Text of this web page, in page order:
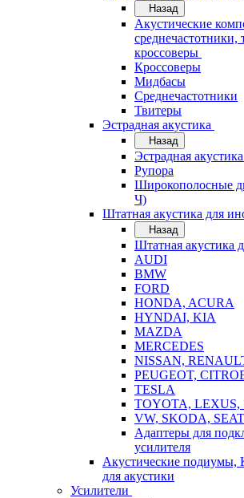
Назад
Акустические
среднечастотники,
кроссоверы
Кроссоверы
Мидбасы
Среднечастотники
Твитеры
Эстрадная акустика
Назад
Эстрадная акустика
Рупора
Широкополосные
Ч)
Штатная акустика для
Назад
Штатная акустика
AUDI
BMW
FORD
HONDA, ACURA
HYNDAI, KIA
MAZDA
MERCEDES
NISSAN,
PEUGEOT,
TESLA
TOYOTA, LEXUS,
VW, SKODA, SEAT
Адаптеры для
усилителя
Акустические подиумы,
для акустики
Усилители